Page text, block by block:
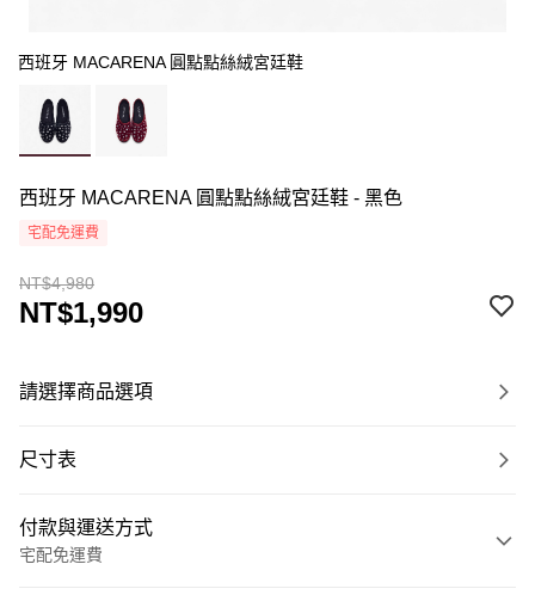
西班牙 MACARENA 圓點點絲絨宮廷鞋
西班牙 MACARENA 圓點點絲絨宮廷鞋 - 黑色
宅配免運費
NT$4,980
NT$1,990
請選擇商品選項
尺寸表
付款與運送方式
宅配免運費